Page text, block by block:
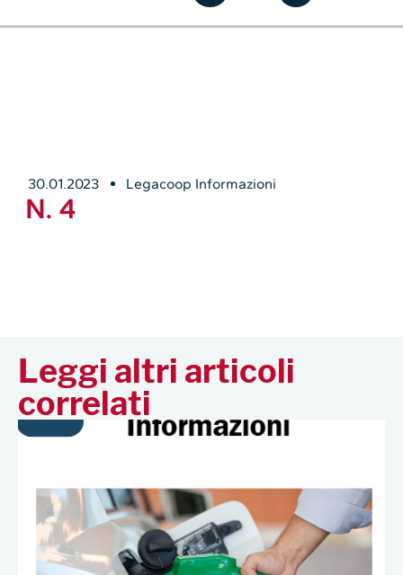
30.01.2023 Legacoop Informazioni
N. 4
Leggi altri articoli
correlati